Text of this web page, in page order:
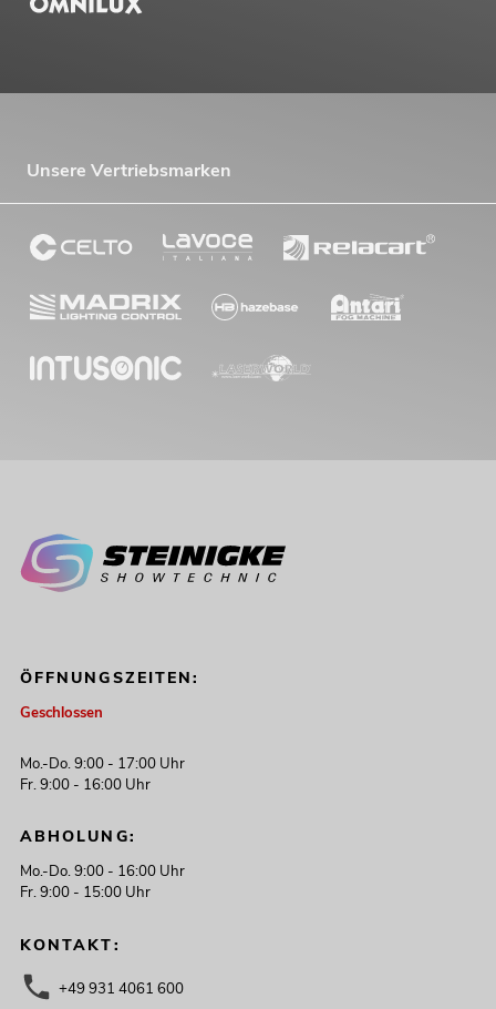
Unsere Vertriebsmarken
ÖFFNUNGSZEITEN:
Geschlossen
Mo.-Do. 9:00 - 17:00 Uhr
Fr. 9:00 - 16:00 Uhr
ABHOLUNG:
Mo.-Do. 9:00 - 16:00 Uhr
Fr. 9:00 - 15:00 Uhr
KONTAKT:
+49 931 4061 600